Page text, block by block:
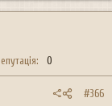
0
#366